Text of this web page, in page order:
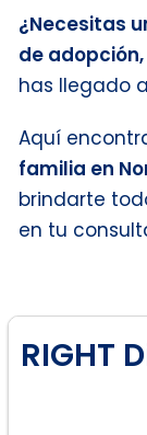
¿Necesitas
de
has llegado
Aquí
familia en
brindarte
en tu
RIGHT